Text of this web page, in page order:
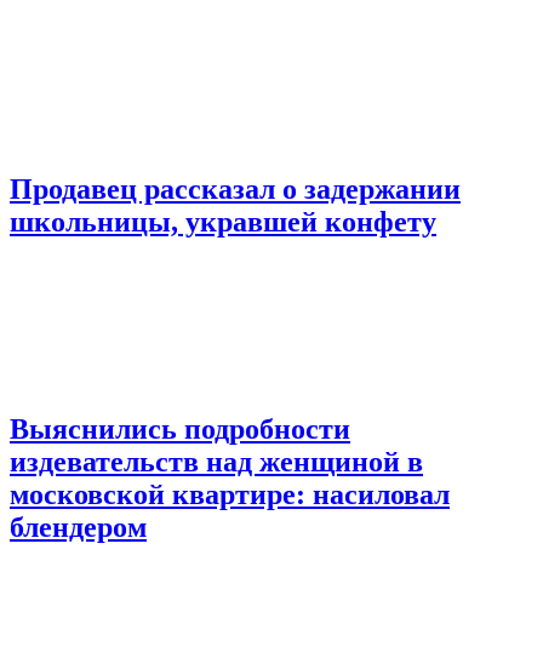
Продавец рассказал о задержании
школьницы, укравшей конфету
Выяснились подробности
издевательств над женщиной в
московской квартире: насиловал
блендером